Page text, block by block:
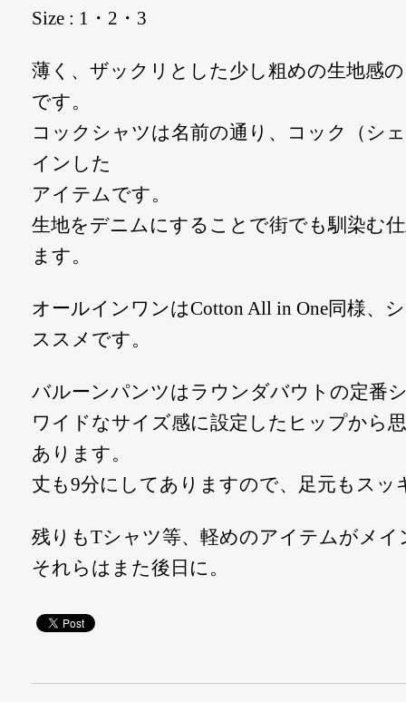
Size : 1・2・3
薄く、ザックリとした少し粗めの生地感
です。
コックシャツは名前の通り、コック（シ
インした
アイテムです。
生地をデニムにすることで街でも馴染む
ます。
オールインワンはCotton All in One同様、
ススメです。
バルーンパンツはラウンダバウトの定番
ワイドなサイズ感に設定したヒップから
あります。
丈も9分にしてありますので、足元もス
残りもTシャツ等、軽めのアイテムがメ
それらはまた後日に。